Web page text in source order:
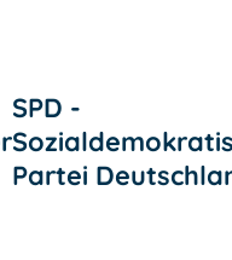
SPD -
Partei